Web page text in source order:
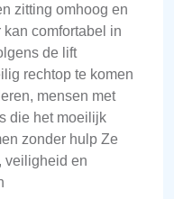
zitting omhoog en
comfortabel in
de lift
rechtop te komen
mensen met
die het moeilijk
zonder hulp Ze
veiligheid en